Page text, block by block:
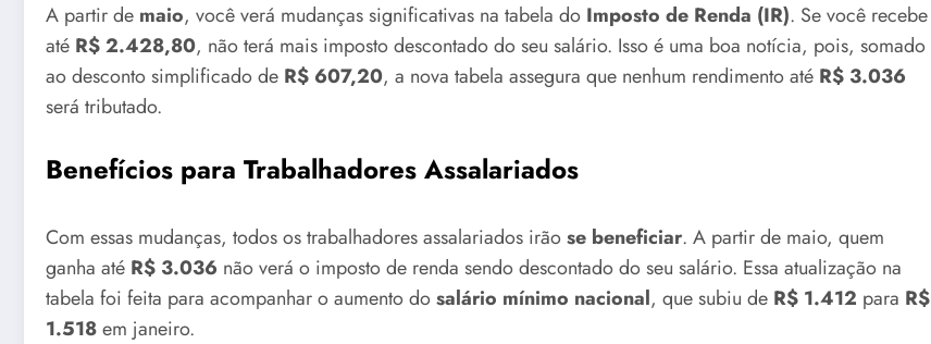
A partir de maio, você verá mudanças significativas na tabela do Imposto de Renda (IR). Se você recebe
até R$ 2.428,80, não terá mais imposto descontado do seu salário. Isso é uma boa notícia, pois, somado
ao desconto simplificado de R$ 607,20, a nova tabela assegura que nenhum rendimento até R$ 3.036
será tributado.
Benefícios para Trabalhadores Assalariados
Com essas mudanças, todos os trabalhadores assalariados irãose beneficiar. A partir de maio, quem
ganha até R$ 3.036 não verá o imposto de renda sendo descontado do seu salário. Essa atualização na
tabela foi feita para acompanhar o aumento dosalário mínimo nacional, que subiu de R$ 1.412 para R$
1.518em janeiro.